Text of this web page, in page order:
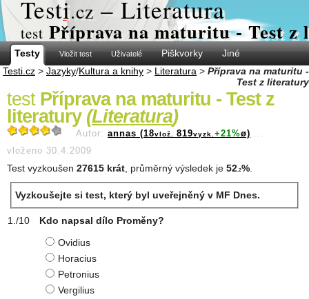
Testi.cz – Literatura
test Příprava na maturitu - Test
Testy Vložit test Uživatelé Piškvorky
Jiné
Testi.cz > Jazyky/Kultura a knihy > Literatura > Příprava na maturitu -
Test z literatury
test Příprava na maturitu - Test z
literatury (Literatura)
Autor: annas (18vlož. 819vyzk. +21%ø) ...
vloženo 30.4.2009
Test vyzkoušen 27615 krát , průměrný výsledek je 52 .2%
Vyzkoušejte si test, který byl uveřejněný v MF Dnes.
Kdo napsal dílo Proměny?
Ovidius
Horacius
Petronius
Vergilius